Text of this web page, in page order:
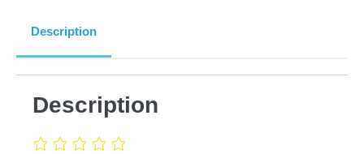
Description
Description